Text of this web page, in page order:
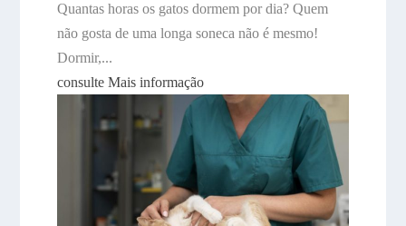
Quantas horas os gatos dormem por dia? Quem
não gosta de uma longa soneca não é mesmo!
Dormir,...
consulte Mais informação